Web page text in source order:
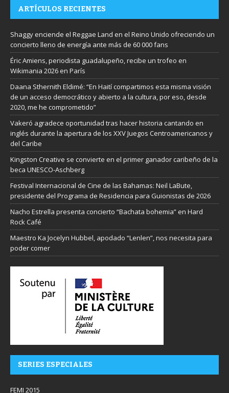
ARTÍCULOS RECIENTES
Shaggy enciende el Reggae Land en el Reino Unido ofreciendo un
concierto lleno de energía ante más de 60 000 fans
Éric Amiens, periodista guadalupeño, recibe un trofeo en
Wikimania 2026 en París
Daana Sthernith Eldimé: “En Haití compartimos esta misma visión
de un acceso democrático y abierto a la cultura, por eso, desde
2020, me he comprometido”
Vakeró agradece oportunidad tras hacer historia cantando en
inglés durante la apertura de los XXV Juegos Centroamericanos y
del Caribe
Kingston Creative se convierte en el primer ganador caribeño de la
beca UNESCO-Aschberg
Festival Internacional de Cine de las Bahamas: Neil LaBute,
presidente del Programa de Residencia para Guionistas de 2026
Nacho Estrella presenta concierto “Bachata bohemia” en Hard
Rock Café
Maestro Ka Jocelyn Hubbel, apodado “Lenlen”, nos necesita para
poder comer
SERIES ESPECIALES
FEMI 2015